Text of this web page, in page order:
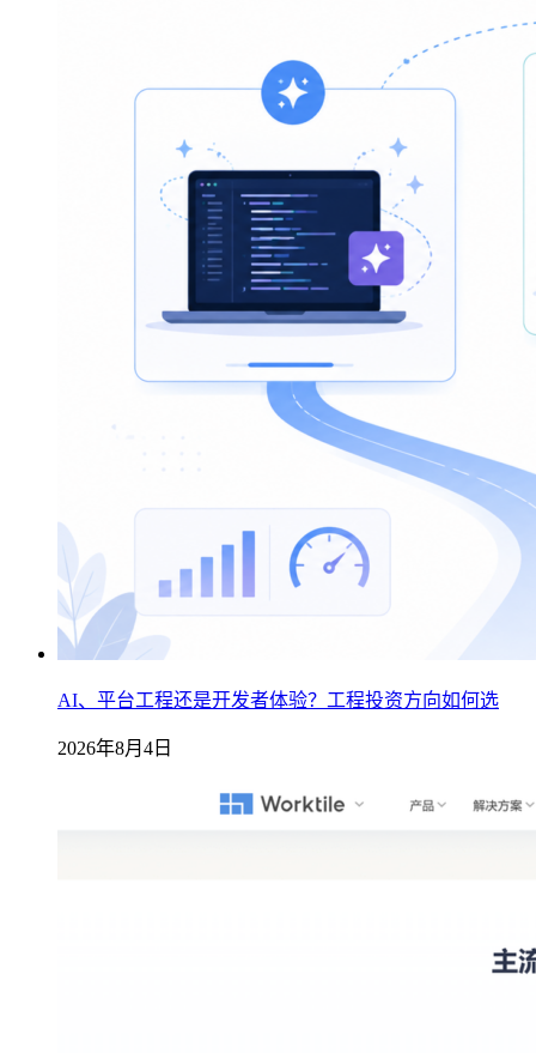
AI、平台工程还是开发者体验？工程投资方向如何选
2026年8月4日